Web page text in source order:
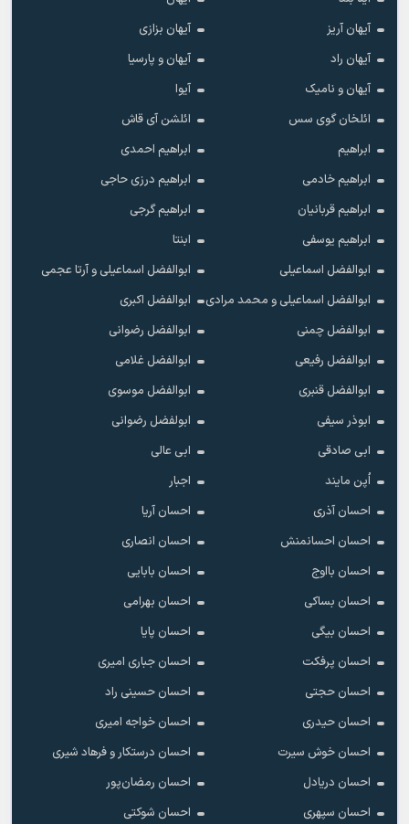
آیهان آریز
آیهان بزازی
آیهان راد
آیهان و پارسیا
آیهان و نامیک
آیوا
ائلخان گوی سس
ائلشن آی قاش
ابراهیم
ابراهیم احمدی
ابراهیم خادمی
ابراهیم درزی حاجی
ابراهیم قربانیان
ابراهیم گرجی
ابراهیم یوسفی
ابنتا
ابوالفضل اسماعیلی
ابوالفضل اسماعیلی و آرتا عجمی
ابوالفضل اسماعیلی و محمد مرادی
ابوالفضل اکبری
ابوالفضل چمنی
ابوالفضل رضوانی
ابوالفضل رفیعی
ابوالفضل غلامی
ابوالفضل قنبری
ابوالفضل موسوی
ابوذر سیفی
ابولفضل رضوانی
ابی صادقی
ابی عالی
اُپن مایند
اجبار
احسان آذری
احسان آریا
احسان احسانمنش
احسان انصاری
احسان بااوج
احسان بابایی
احسان بساکی
احسان بهرامی
احسان بیگی
احسان پایا
احسان پرفکت
احسان جباری امیری
احسان حجتی
احسان حسینی راد
احسان حیدری
احسان خواجه امیری
احسان خوش سیرت
احسان درستکار و فرهاد شیرى
احسان دریادل
احسان رمضان‌پور
احسان سپهری
احسان شوکتی